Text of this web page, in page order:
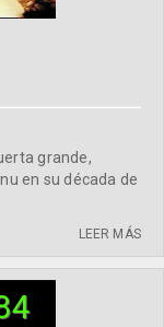
grande,
en su década de
LEER MÁS